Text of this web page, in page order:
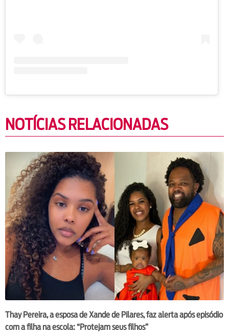
NOTÍCIAS RELACIONADAS
Thay Pereira, a esposa de Xande de Pilares, faz alerta após episódio
com a filha na escola: “Protejam seus filhos”